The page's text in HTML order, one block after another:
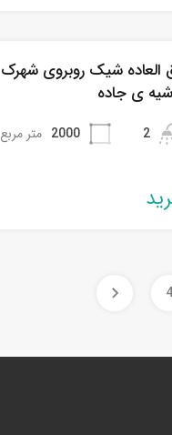
العاده شیک روبروی شهرک
ی جاده
2
2000 متر مربع
4